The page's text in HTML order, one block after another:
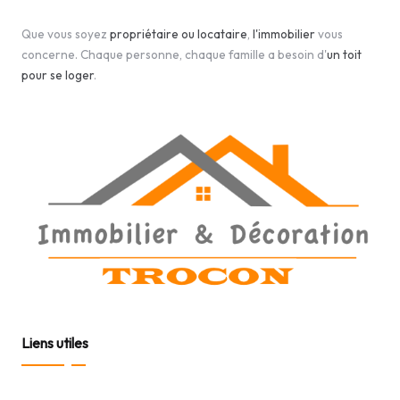
Que vous soyez propriétaire ou locataire, l'immobiliervous
concerne. Chaque personne, chaque famille a besoin d'un toit
pour se loger.
Liens utiles